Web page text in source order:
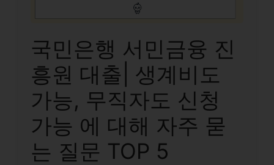
국민은행 서민금융 진
흥원 대출| 생계비도
가능, 무직자도 신청
가능 에 대해 자주 묻
는 질문 TOP 5